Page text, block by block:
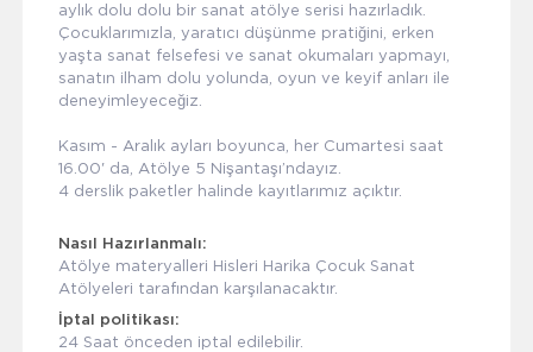
aylık dolu dolu bir sanat atölye serisi hazırladık.
Çocuklarımızla, yaratıcı düşünme pratiğini, erken
yaşta sanat felsefesi ve sanat okumaları yapmayı,
sanatın ilham dolu yolunda, oyun ve keyif anları ile
deneyimleyeceğiz.
Kasım - Aralık ayları boyunca, her Cumartesi saat
16.00' da, Atölye 5 Nişantaşı’ndayız.
4 derslik paketler halinde kayıtlarımız açıktır.
Nasıl Hazırlanmalı:
Atölye materyalleri Hisleri Harika Çocuk Sanat
Atölyeleri tarafından karşılanacaktır.
İptal politikası:
24 Saat önceden iptal edilebilir.